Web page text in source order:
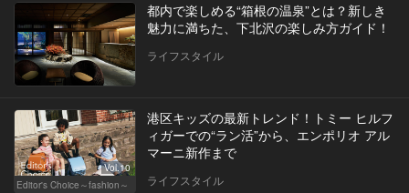
都内で楽しめる“箱根の温泉”とは？新しき
魅力に満ちた、下北沢の楽しみ方ガイド！
ライフスタイル
Vol.10
Editor's Choice～fashion～
港区キッズの最新トレンド！トミー ヒルフ
ィガーでの“ラン活”から、エンポリオ アル
マーニ新作まで
ライフスタイル